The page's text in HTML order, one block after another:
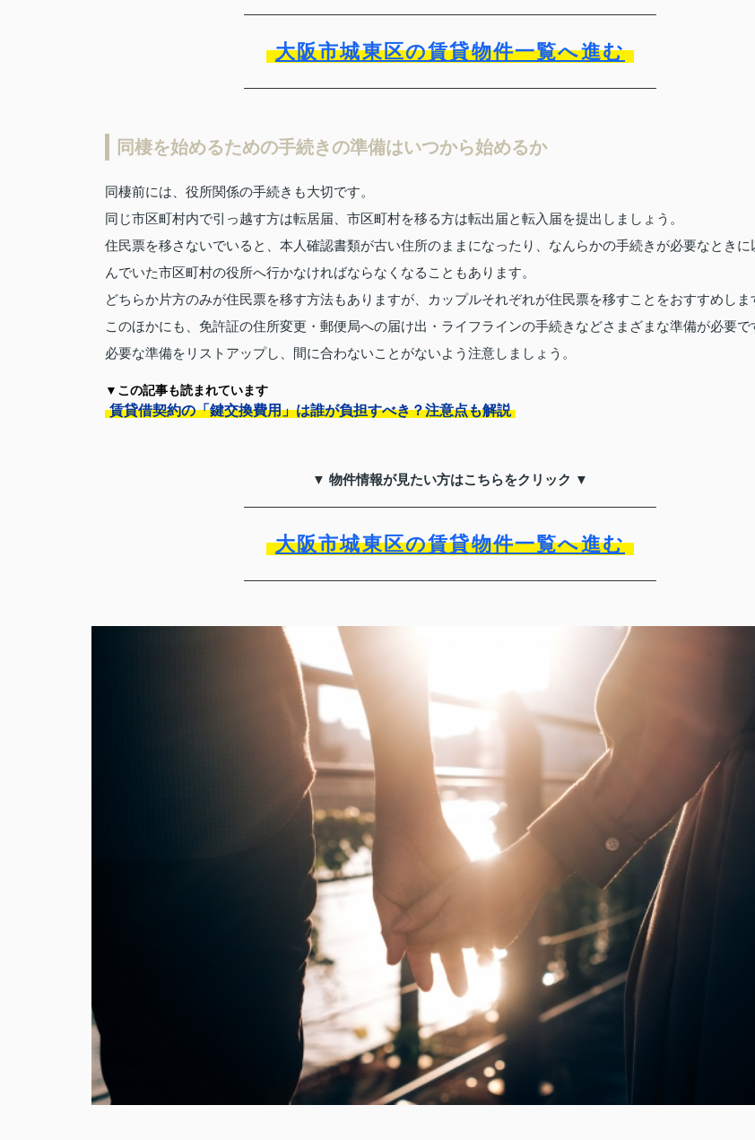
大阪市城東区の賃貸物件一覧へ進む
同棲を始めるための手続きの準備はいつから始めるか
同棲前には、役所関係の手続きも大切です。
同じ市区町村内で引っ越す方は転居届、市区町村を移る方は転出届と転入届を提出しましょう。
住民票を移さないでいると、本人確認書類が古い住所のままになったり、なんらかの手続きが必要なときに
んでいた市区町村の役所へ行かなければならなくなることもあります。
どちらか片方のみが住民票を移す方法もありますが、カップルそれぞれが住民票を移すことをおすすめしま
このほかにも、免許証の住所変更・郵便局への届け出・ライフラインの手続きなどさまざまな準備が必要で
必要な準備をリストアップし、間に合わないことがないよう注意しましょう。
▼この記事も読まれています
賃貸借契約の「鍵交換費用」は誰が負担すべき？注意点も解説
▼ 物件情報が見たい方はこちらをクリック ▼
大阪市城東区の賃貸物件一覧へ進む